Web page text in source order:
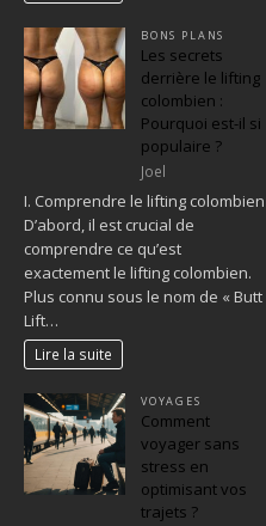
BONS PLANS
Les secrets
derrière le lifting
colombien :
Pourquoi est-il si
populaire ?
Joel
I. Comprendre le lifting colombien
D’abord, il est crucial de
comprendre ce qu’est
exactement le lifting colombien.
Plus connu sous le nom de « Butt
Lift…
Lire la suite
VOYAGES
Comment
voyager sans
stress en
optimisant vos
trajets ?